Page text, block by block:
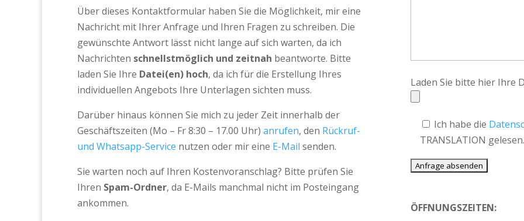
Über dieses Kontaktformular haben Sie die Möglichkeit, mir eine
Nachricht mit Ihrer Anfrage und Ihren Fragen zu schreiben. Die
gewünschte Antwort lässt nicht lange auf sich warten, da ich
Nachrichten schnellstmöglich und zeitnah beantworte. Bitte
laden Sie Ihre Datei(en) hoch, da ich für die Erstellung Ihres
individuellen Angebots Ihre Unterlagen sichten muss.
Darüber hinaus können Sie mich zu jeder Zeit innerhalb der
Geschäftszeiten (Mo – Fr 8:30 – 17.00 Uhr) anrufen, den Rückruf-
und Whatsapp-Service nutzen oder mir eine E-Mail senden.
Sie warten noch auf Ihren Kostenvoranschlag? Bitte prüfen Sie
Ihren Spam-Ordner, da E-Mails manchmal nicht im Posteingang
ankommen.
Laden Sie bitte hier Ihre
Ich habe die
TRANSLATION gelesen.
ÖFFNUNGSZEITEN: